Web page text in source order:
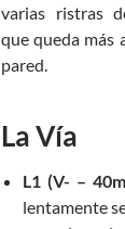
varias ristras
quequeda más
pared.
La Vía
L1 (V- –
lentamente